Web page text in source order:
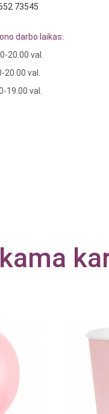
73545
darbo laikas:
20.00 val.
20.00 val.
19.00 val.